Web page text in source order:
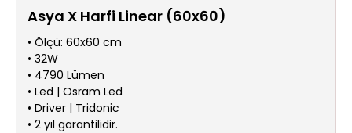
Sıhhi
Tesisat
Sistemleri
Ürün
Katalog/Liste
Fiyatları
Asya X Harfi Linear (60x60)
• Ölçü: 60x60 cm
• 32W
• 4790 Lümen
• Led | Osram Led
• Driver | Tridonic
• 2 yıl garantilidir.